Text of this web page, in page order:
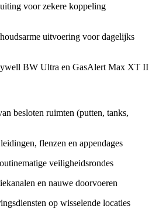
voor zekere koppeling
uitvoering voor dagelijks
BW Ultra en GasAlert Max XT II
besloten ruimten (putten, tanks,
flenzen en appendages
veiligheidsrondes
en nauwe doorvoeren
op wisselende locaties